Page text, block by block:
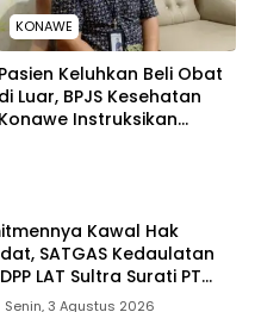
KONAWE
Pasien Keluhkan Beli Obat
di Luar, BPJS Kesehatan
Konawe Instruksikan
Kawal Hak
SATGAS Kedaulatan
LAT Sultra Surati PT
Senin, 3 Agustus 2026